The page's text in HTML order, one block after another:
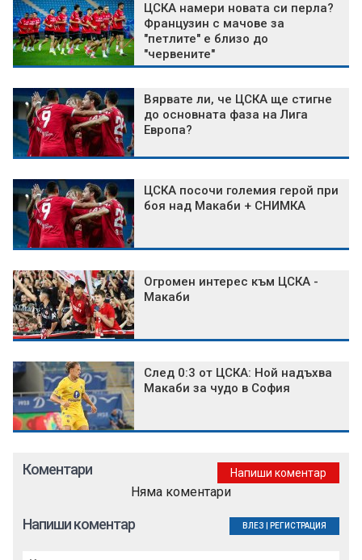
ЦСКА намери новата си перла?
Французин с мачове за
"петлите" е близо до
"червените"
Вярвате ли, че ЦСКА ще стигне
до основната фаза на Лига
Европа?
ЦСКА посочи големия герой при
боя над Макаби + СНИМКА
Огромен интерес към ЦСКА -
Макаби
След 0:3 от ЦСКА: Ной надъхва
Макаби за чудо в София
Коментари Напиши коментар
Няма коментари
Напиши коментар ВЛЕЗ РЕГИСТРАЦИЯ